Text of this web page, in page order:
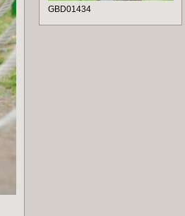
GBD01434